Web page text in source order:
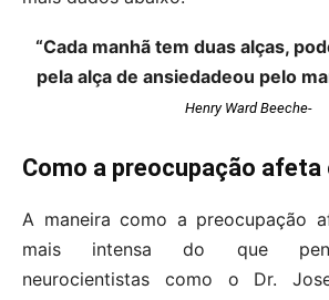
“Cada manhã tem duas alças,
pela alça de ansiedadeou pelo
Henry Ward Beeche-
Como a preocupação afeta
A maneira como a preocupação
mais intensa do que
neurocientistas como o Dr.